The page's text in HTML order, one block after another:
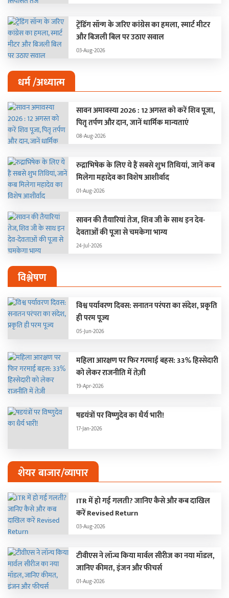
ट्रेंडिंग सॉन्ग के जरिए कांग्रेस का हमला, स्मार्ट मीटर
और बिजली बिल पर उठाए सवाल
03-Aug-2026
धर्म /अध्यात्म
सावन अमावस्या 2026 : 12 अगस्त को करें शिव पूजा,
पितृ तर्पण और दान, जानें धार्मिक मान्यताएं
08-Aug-2026
रुद्राभिषेक के लिए ये हैं सबसे शुभ तिथियां, जानें कब
मिलेगा महादेव का विशेष आशीर्वाद
01-Aug-2026
सावन की तैयारियां तेज, शिव जी के साथ इन देव-
देवताओं की पूजा से चमकेगा भाग्य
24-Jul-2026
विश्लेषण
विश्व पर्यावरण दिवस: सनातन परंपरा का संदेश, प्रकृति
ही परम पूज्य
05-Jun-2026
महिला आरक्षण पर फिर गरमाई बहस: 33% हिस्सेदारी
को लेकर राजनीति में तेज़ी
19-Apr-2026
षडयंत्रों पर विष्णुदेव का धैर्य भारी!
17-Jan-2026
शेयर बाजार/व्यापार
ITR में हो गई गलती? जानिए कैसे और कब दाखिल
करें Revised Return
03-Aug-2026
टीवीएस ने लॉन्च किया मार्वल सीरीज का नया मॉडल,
जानिए कीमत, इंजन और फीचर्स
01-Aug-2026